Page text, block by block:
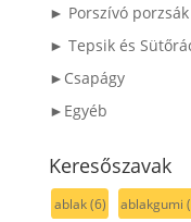
► Porszívó porzsák
► Tepsik és
►Csapágy
►Egyéb
Keresőszavak
ablak(6) ablakgumi